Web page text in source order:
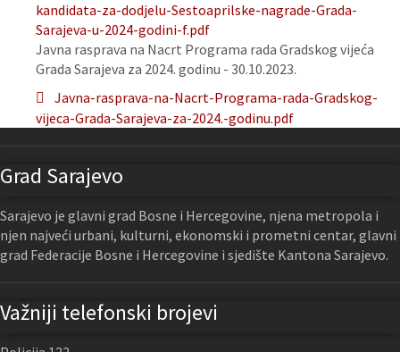
kandidata-za-dodjelu-Sestoaprilske-nagrade-Grada-
Sarajeva-u-2024-godini-f.pdf
Javna rasprava na Nacrt Programa rada Gradskog vijeća
Grada Sarajeva za 2024. godinu - 30.10.2023.
Javna-rasprava-na-Nacrt-Programa-rada-Gradskog-
vijeca-Grada-Sarajeva-za-2024.-godinu.pdf
Grad Sarajevo
Sarajevo je glavni grad Bosne i Hercegovine, njena metropola i
njen najveći urbani, kulturni, ekonomski i prometni centar, glavni
grad Federacije Bosne i Hercegovine i sjedište Kantona Sarajevo.
Važniji telefonski brojevi